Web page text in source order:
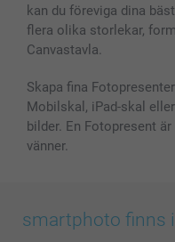
Presentkort
Alla fotoprodukter
kan du föreviga dina
flera olika storlekar,
Canvastavla.
Skapa fina
Mobilskal, iPad-skal
bilder. En Fotopresent
vänner.
smartphoto finns